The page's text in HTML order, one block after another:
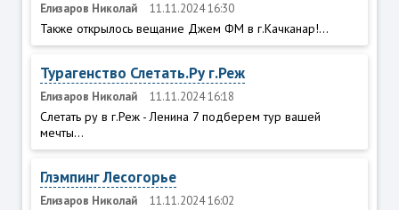
Елизаров Николай 11.11.2024 16:30
Также открылось вещание Джем ФМ в г.Качканар!...
Турагенство Слетать.Ру г.Реж
Елизаров Николай 11.11.2024 16:18
Слетать ру в г.Реж - Ленина 7 подберем тур вашей
мечты...
Глэмпинг Лесогорье
Елизаров Николай 11.11.2024 16:02